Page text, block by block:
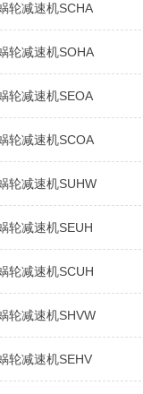
轮减速机SCHA
轮减速机SOHA
轮减速机SEOA
轮减速机SCOA
轮减速机SUHW
轮减速机SEUH
轮减速机SCUH
轮减速机SHVW
轮减速机SEHV